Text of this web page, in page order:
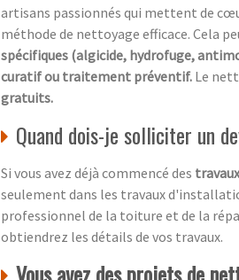
artisans passionnés qui mettent de
méthode de nettoyage efficace. Cela
spécifiques (algicide, hydrofuge,
curatif ou traitement préventif. Le
gratuits.
Quand dois-je solliciter un
Si vous avez déjà commencé des
seulement dans les travaux
professionnel de la toiture et de la
obtiendrez les détails de vos travaux.